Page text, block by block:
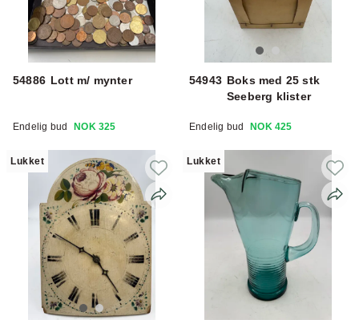
54886 Lott m/ mynter
Endelig bud NOK 325
54943 Boks med 25 stk
Seeberg klister
Endelig bud NOK 425
Lukket Lukket